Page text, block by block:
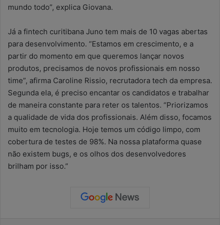
mundo todo”, explica Giovana.
Já a fintech curitibana Juno tem mais de 10 vagas abertas
para desenvolvimento. “Estamos em crescimento, e a
partir do momento em que queremos lançar novos
produtos, precisamos de novos profissionais em nosso
time”, afirma Caroline Rissio, recrutadora tech da empresa.
Segunda ela, é preciso encantar os candidatos e trabalhar
de maneira constante para reter os talentos. “Priorizamos
a qualidade de vida dos profissionais. Além disso, focamos
muito em tecnologia. Hoje temos um código limpo, com
cobertura de testes de 98%. Na nossa plataforma quase
não existem bugs, e os olhos dos desenvolvedores
brilham por isso.”